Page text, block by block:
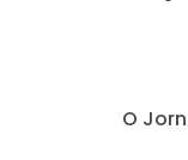
O